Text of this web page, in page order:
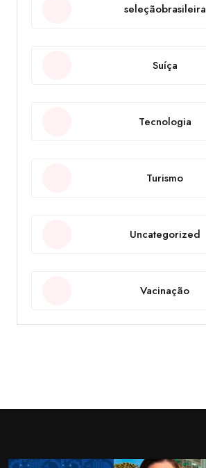
seleçãobrasileira
Suíça
Tecnologia
Turismo
Uncategorized
Vacinação